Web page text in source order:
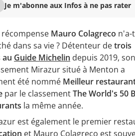
Je m'abonne aux Infos à ne pas rater
récompense Mauro Colagreco n'a-
dans sa vie ? Détenteur detrois
au Guide Michelin depuis 2019, son
Mirazur situé à Menton a
été nommé Meilleur
par le classementThe World's 50
la même année.
est également le premier
et Mauro Colagreco est